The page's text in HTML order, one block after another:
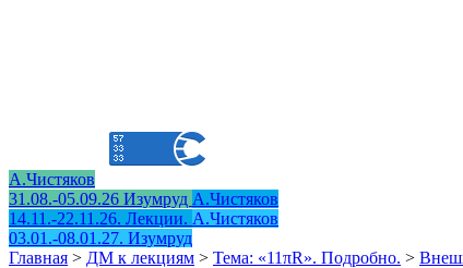
А.Чистяков
31.08.-05.09.26 Изумруд А.Чистяков
14.11.-22.11.26. Лекции. А.Чистяков
03.01.-08.01.27. Изумруд
Главная > ДМ к лекциям > Тема: «11πR». Подробно. >